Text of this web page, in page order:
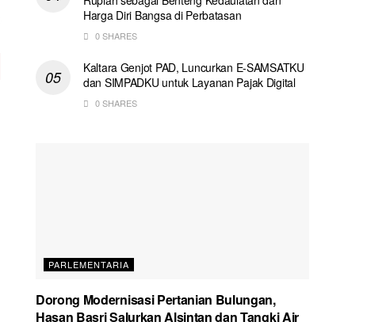
Harga Diri Bangsa di Perbatasan
0 SHARES
Kaltara Genjot PAD, Luncurkan E-SAMSATKU
dan SIMPADKU untuk Layanan Pajak Digital
0 SHARES
PARLEMENTARIA
Dorong Modernisasi Pertanian Bulungan,
Hasan Basri Salurkan Alsintan dan Tangki Air